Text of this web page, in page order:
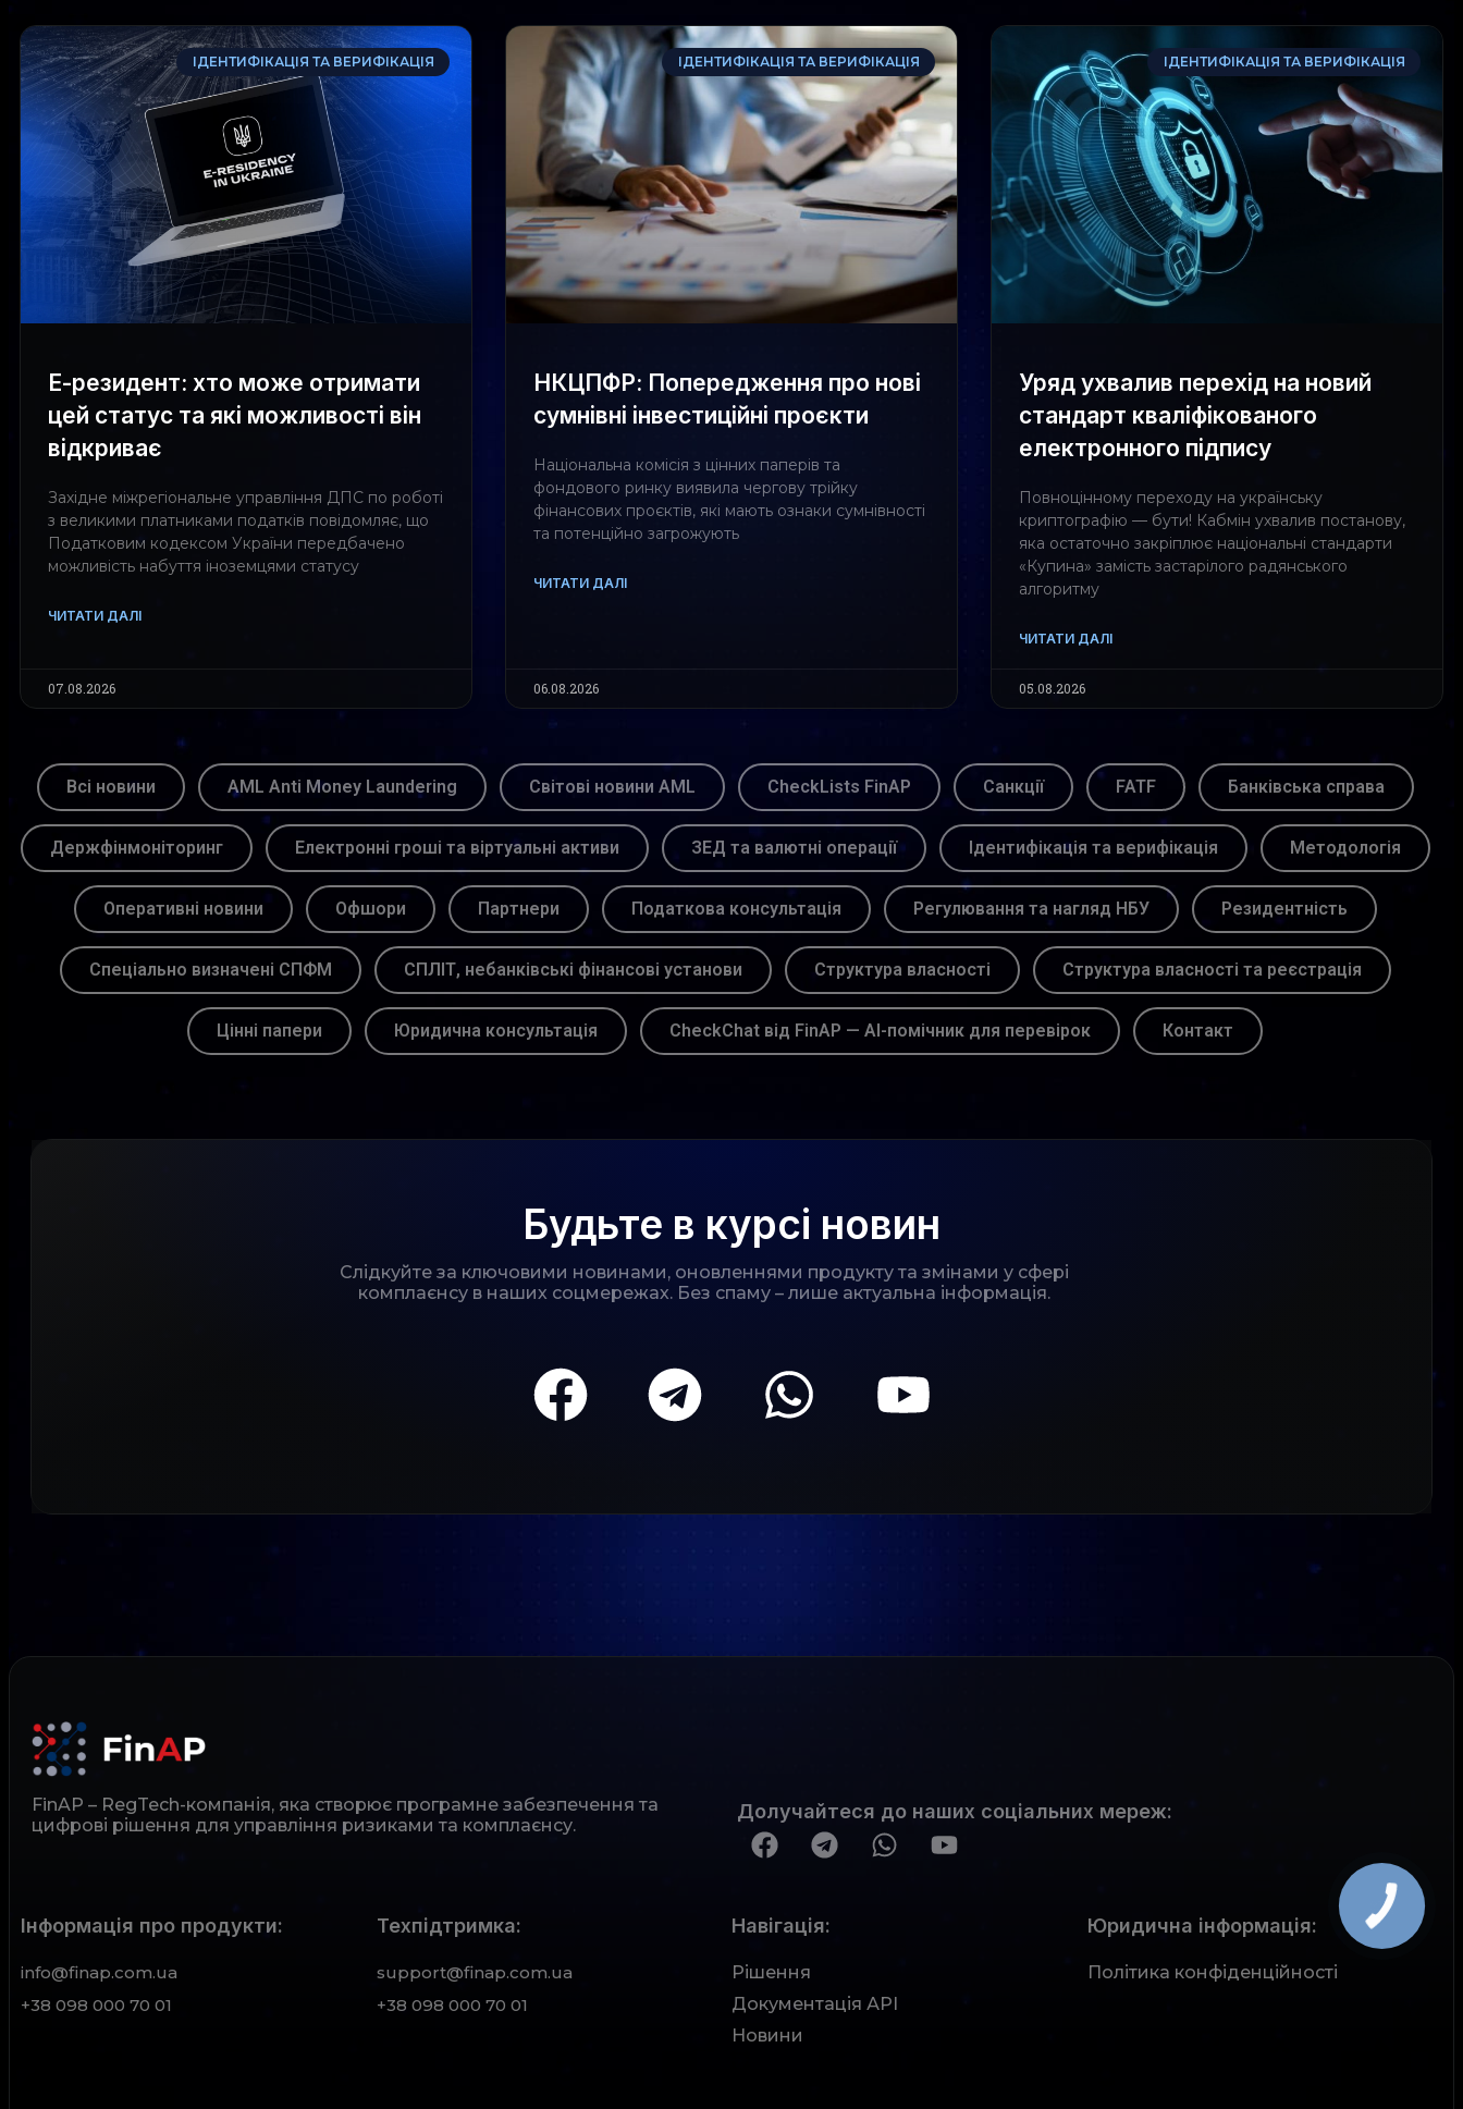
ІДЕНТИФІКАЦІЯ ТА ВЕРИФІКАЦІЯ
Е-резидент: хто може отримати
цей статус та які можливості він
відкриває
Західне міжрегіональне управління ДПС по роботі
з великими платниками податків повідомляє, що
Податковим кодексом України передбачено
можливість набуття іноземцями статусу
ЧИТАТИ ДАЛІ
07.08.2026
ІДЕНТИФІКАЦІЯ ТА ВЕРИФІКАЦІЯ
НКЦПФР: Попередження про нові
сумнівні інвестиційні проєкти
Національна комісія з цінних паперів та
фондового ринку виявила чергову трійку
фінансових проєктів, які мають ознаки сумнівності
та потенційно загрожують
ЧИТАТИ ДАЛІ
06.08.2026
ІДЕНТИФІКАЦІЯ ТА ВЕРИФІКАЦІЯ
Уряд ухвалив перехід на новий
стандарт кваліфікованого
електронного підпису
Повноцінному переходу на українську
криптографію — бути! Кабмін ухвалив постанову,
яка остаточно закріплює національні стандарти
«Купина» замість застарілого радянського
алгоритму
ЧИТАТИ ДАЛІ
05.08.2026
Всі новини AML Anti Money Laundering Світові новини AML CheckLists FinAP Санкції FATF Банківська справа
Держфінмоніторинг Електронні гроші та віртуальні активи ЗЕД та валютні операції Ідентифікація та верифікація Методологія
Оперативні новини Офшори Партнери Податкова консультація Регулювання та нагляд НБУ Резидентність
Спеціально визначені СПФМ СПЛІТ, небанківські фінансові установи Структура власності Структура власності та реєстрація
Цінні папери Юридична консультація CheckChat від FinAP — AI-помічник для перевірок Контакт
Будьте в курсі новин
Слідкуйте за ключовими новинами, оновленнями продукту та змінами у сфері
комплаєнсу в наших соцмережах. Без спаму – лише актуальна інформація.
FinAP – RegTech-компанія, яка створює програмне забезпечення та
цифрові рішення для управління ризиками та комплаєнсу.
Долучайтеся до наших соціальних мереж:
Інформація про продукти:
info@finap.com.ua
+38 098 000 70 01
Техпідтримка:
support@finap.com.ua
+38 098 000 70 01
Рішення
Документація АРІ
Новини
Навігація: Юридична інформація:
Політика конфіденційності